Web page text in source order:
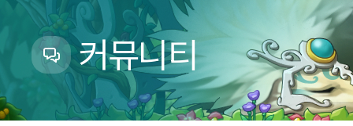
이벤트
캐시샵 공지
메이플 알림판
with maple
추가정보
커뮤니티